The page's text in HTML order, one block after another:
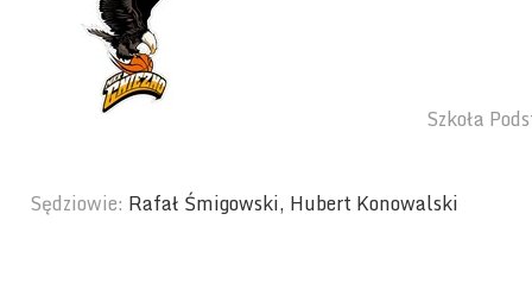
Szkoła
Sędziowie: Rafał Śmigowski, Hubert Konowalski